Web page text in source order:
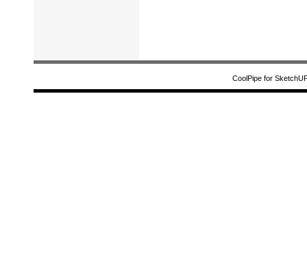
CoolPipe for